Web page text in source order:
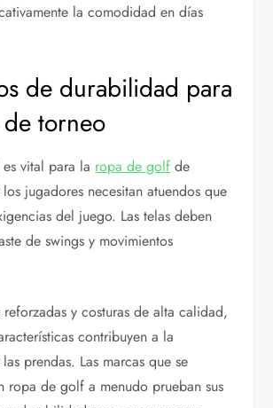
la comodidad en días
de durabilidad para
torneo
vital para la ropa de golf de
jugadores necesitan atuendos que
del juego. Las telas deben
de swings y movimientos
reforzadas y costuras de alta calidad,
contribuyen a la
prendas. Las marcas que se
ropa de golf a menudo prueban sus